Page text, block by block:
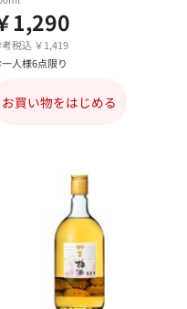
1,290
税込 ￥1,419
一人様6点限り
お買い物をはじめる